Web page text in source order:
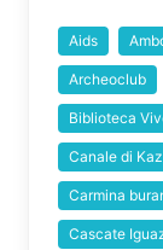
Aids
Archeoclub
Biblioteca
Canale di
Carmina
Cascate